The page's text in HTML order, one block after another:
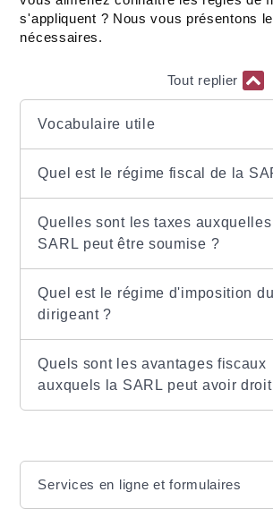
s'appliquent ? Nous vous présentons
nécessaires.
Tout replier
Vocabulaire utile
Quel est le régime fiscal de la
Quelles sont les taxes
SARL peut être soumise ?
Quel est le régime d'imposition du
dirigeant ?
Quels sont les avantages fiscaux
auxquels la SARL peut avoir
Services en ligne et formulaires